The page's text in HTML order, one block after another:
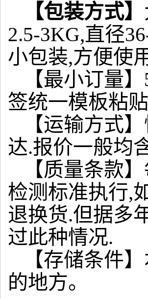
【包装方式】
2.5-3KG,直径
小包装,方便使
【最小订量
签统一模板粘
【运输方式
达.报价一般均
【质量条款
检测标准执行,
退换货.但据多
过此种情况.
【存储条件
的地方。